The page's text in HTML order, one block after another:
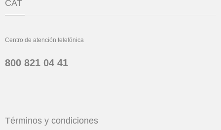
CAT
Centro de atención telefónica
800 821 04 41
Términos y condiciones